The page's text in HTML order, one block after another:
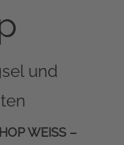
und
WEISS –